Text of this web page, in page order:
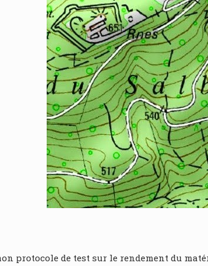
protocole de test sur le rendement du